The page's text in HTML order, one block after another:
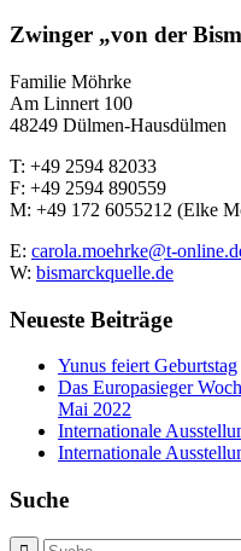
Zwinger „von der
Familie Möhrke
Am Linnert 100
48249 Dülmen-Hausdülmen
T: +49 2594 82033
F: +49 2594 890559
M: +49 172 6055212 (Elke
E: carola.moehrke@t-
W: bismarckquelle.de
Neueste Beiträge
Yunus feiert Geburtstag
Das Europasieger
Mai 2022
Internationale
Internationale
Suche